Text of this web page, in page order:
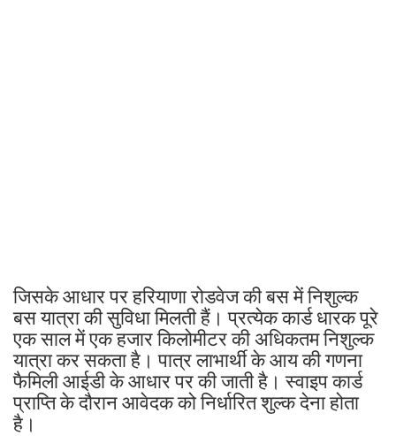
जिसके आधार पर हरियाणा रोडवेज की बस में निशुल्क
बस यात्रा की सुविधा मिलती हैं। प्रत्येक कार्ड धारक पूरे
एक साल में एक हजार किलोमीटर की अधिकतम निशुल्क
यात्रा कर सकता है। पात्र लाभार्थी के आय की गणना
फैमिली आईडी के आधार पर की जाती है। स्वाइप कार्ड
प्राप्ति के दौरान आवेदक को निर्धारित शुल्क देना होता
है।